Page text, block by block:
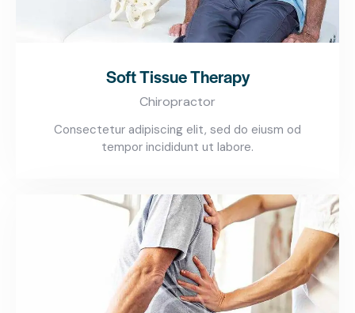
Soft Tissue Therapy
Chiropractor
Consectetur adipiscing elit, sed do eiusm od
tempor incididunt ut labore.